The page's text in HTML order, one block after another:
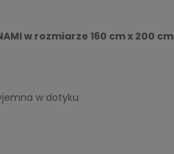
w rozmiarze 160 cm x 200 cm
w dotyku